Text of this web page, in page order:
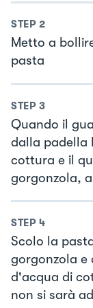
STEP 2
Metto a
pasta
STEP 3
Quando il
dalla padella
cottura e il
gorgonzola,
STEP 4
Scolo la
gorgonzola e
d'acqua di
non si sarà